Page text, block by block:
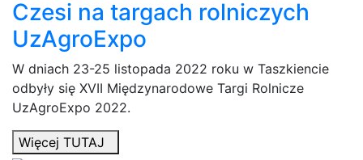
Czesi na targach rolniczych
UzAgroExpo
W dniach 23-25 listopada 2022 roku w Taszkiencie
odbyły się XVII Międzynarodowe Targi Rolnicze
UzAgroExpo 2022.
Więcej TUTAJ